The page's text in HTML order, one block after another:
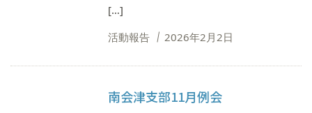
[…]
活動報告
2026年2月2日
南会津支部11月例会